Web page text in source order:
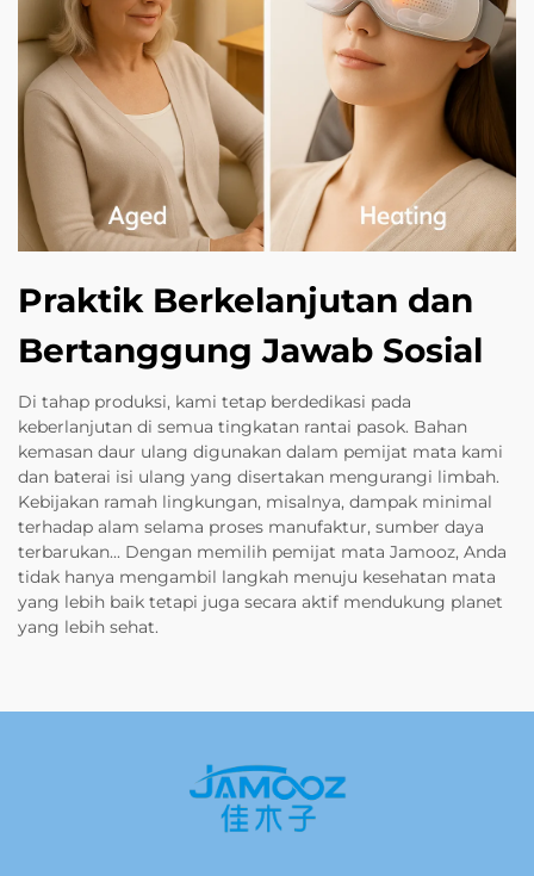
Praktik Berkelanjutan dan
Bertanggung Jawab Sosial
Di tahap produksi, kami tetap berdedikasi pada
keberlanjutan di semua tingkatan rantai pasok. Bahan
kemasan daur ulang digunakan dalam pemijat mata kami
dan baterai isi ulang yang disertakan mengurangi limbah.
Kebijakan ramah lingkungan, misalnya, dampak minimal
terhadap alam selama proses manufaktur, sumber daya
terbarukan... Dengan memilih pemijat mata Jamooz, Anda
tidak hanya mengambil langkah menuju kesehatan mata
yang lebih baik tetapi juga secara aktif mendukung planet
yang lebih sehat.